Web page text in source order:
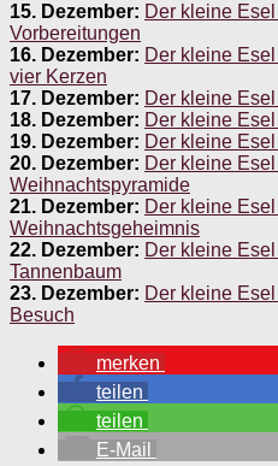
15. Dezember: Der kleine
Vorbereitungen
16. Dezember: Der kleine
vier Kerzen
17. Dezember: Der kleine
18. Dezember: Der kleine
19. Dezember: Der kleine
20. Dezember: Der kleine
Weihnachtspyramide
21. Dezember: Der kleine
Weihnachtsgeheimnis
22. Dezember: Der kleine
Tannenbaum
23. Dezember: Der kleine
Besuch
merken
teilen
teilen
E-Mail